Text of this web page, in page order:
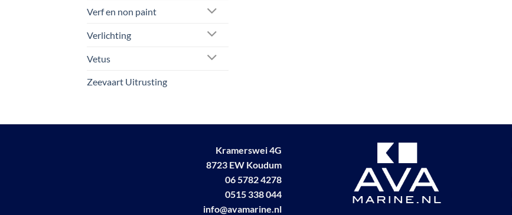
Verf en non paint
Verlichting
Vetus
Zeevaart Uitrusting
Kramerswei 4G
8723 EW Koudum
06 5782 4278
0515 338 044
info@avamarine.nl